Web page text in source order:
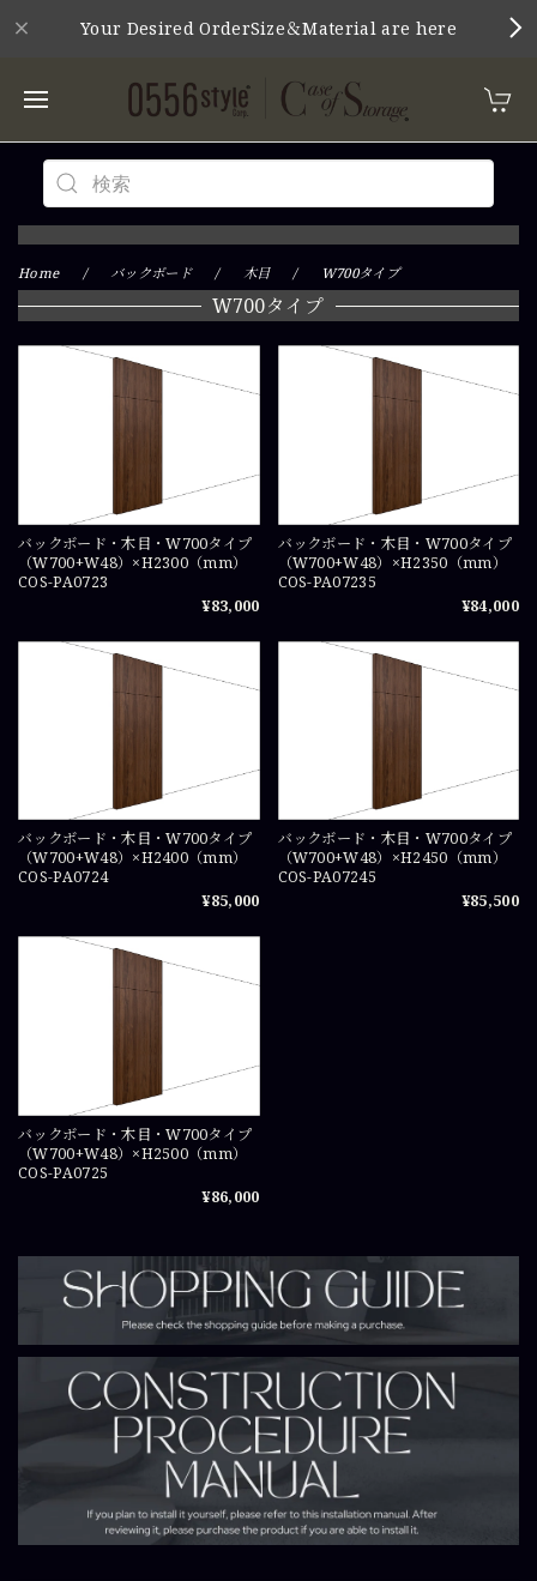
Your Desired OrderSize＆Material are here
Home バックボード 木目 W700タイプ
W700タイプ
バックボード・木目・W700タイプ
（W700+W48）×H2300（mm）
COS-PA0723
¥83,000
バックボード・木目・W700タイプ
（W700+W48）×H2350（mm）
COS-PA07235
¥84,000
バックボード・木目・W700タイプ
（W700+W48）×H2400（mm）
COS-PA0724
¥85,000
バックボード・木目・W700タイプ
（W700+W48）×H2450（mm）
COS-PA07245
¥85,500
バックボード・木目・W700タイプ
（W700+W48）×H2500（mm）
COS-PA0725
¥86,000